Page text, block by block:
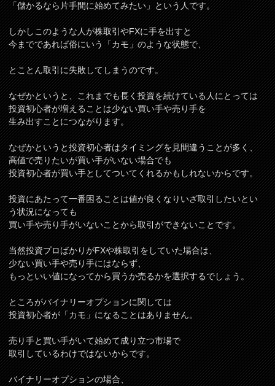
「儲かるなら片手間に始めてみたい」という人です。
しかしこのような人が株取引やFXに手を出すと
今までであれば俗にいう「カモ」のような状態で、
とことん取引に失敗してしまうのです。
なぜかというと、これまでも長く投資を続けている人にとっては
投資初心者が増えることは少ない買い手や売り手を
生み出すことにつながります。
なぜかというと投資初心者はタイミングを見間違うことが多く、
高値で売りたいが買い手がいない場合でも
投資初心者が買い手としてついてくれるかもしれないからです。
投資にあたって一番困ることは値が良くなりいざ取引したいとい
う状況になっても
買い手や売り手がいないことから取引ができないことです。
当然投資プロばかりがFXや株取引をしていた場合は、
少ない買い手や売り手にはならず、
もっといい値になってから買うか売るかを選択するでしょう。
ところがバイナリーオプションに関しては
投資初心者が「カモ」になることはありません。
売り手と買い手がいて始めて成り立つ市場で
取引しているわけではないからです。
バイナリーオプションの場合、